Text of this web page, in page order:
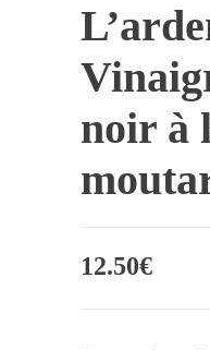
noir à
12.50€